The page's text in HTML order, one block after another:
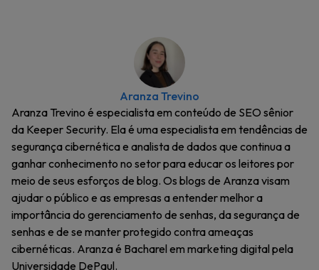
Aranza Trevino
Aranza Trevino é especialista em conteúdo de SEO sênior
da Keeper Security. Ela é uma especialista em tendências de
segurança cibernética e analista de dados que continua a
ganhar conhecimento no setor para educar os leitores por
meio de seus esforços de blog. Os blogs de Aranza visam
ajudar o público e as empresas a entender melhor a
importância do gerenciamento de senhas, da segurança de
senhas e de se manter protegido contra ameaças
cibernéticas. Aranza é Bacharel em marketing digital pela
Universidade DePaul.